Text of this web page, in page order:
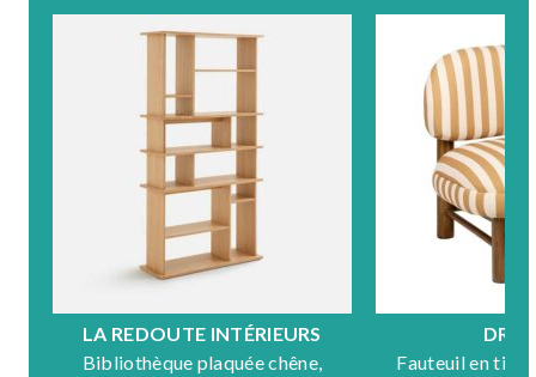
LA REDOUTE INTÉRIEURS
Bibliothèque plaquée chêne,
Fauteuil en